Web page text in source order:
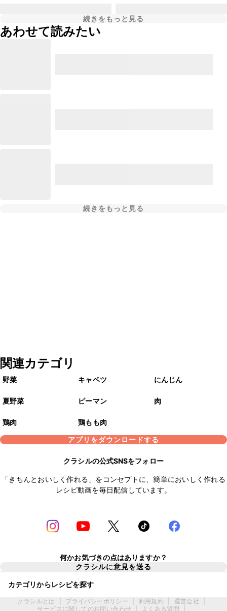
続きをもっと見る
あわせて読みたい
続きをもっと見る
関連カテゴリ
野菜 キャベツ にんじん
夏野菜 ピーマン 肉
鶏肉
鶏もも肉
アプリをダウンロードする
クラシルの公式SNSをフォロー
「きちんとおいしく作れる」をコンセプトに、簡単においしく作れる
レシピ動画を毎日配信しています。
何かお気づきの点はありますか？
クラシルに意見を送る
カテゴリからレシピを探す
クラシルとは プライバシーポリシー 利用規約 運営会社
サービスに関してのお問い合わせ
よくある質問